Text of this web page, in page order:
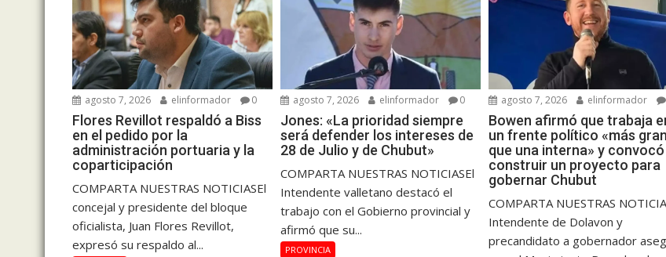
agosto 7, 2026 elinformador 0
Flores Revillot respaldó a Biss
en el pedido por la
administración portuaria y la
coparticipación
COMPARTA NUESTRAS NOTICIASEl
concejal y presidente del bloque
oficialista, Juan Flores Revillot,
expresó su respaldo al...
agosto 7, 2026 elinformador 0
Jones: «La prioridad siempre
será defender los intereses de
28 de Julio y de Chubut»
COMPARTA NUESTRAS NOTICIASEl
Intendente valletano destacó el
trabajo con el Gobierno provincial y
afirmó que su...
PROVINCIA
agosto 7, 2026 elinformador
Bowen afirmó que trabaja
un frente político «más
que una interna» y
construir un proyecto para
gobernar Chubut
COMPARTA NUESTRAS
Intendente de Dolavon y
precandidato a gobernador